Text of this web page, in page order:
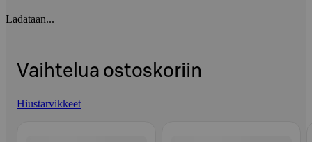
Ladataan...
Vaihtelua ostoskoriin
Hiustarvikkeet